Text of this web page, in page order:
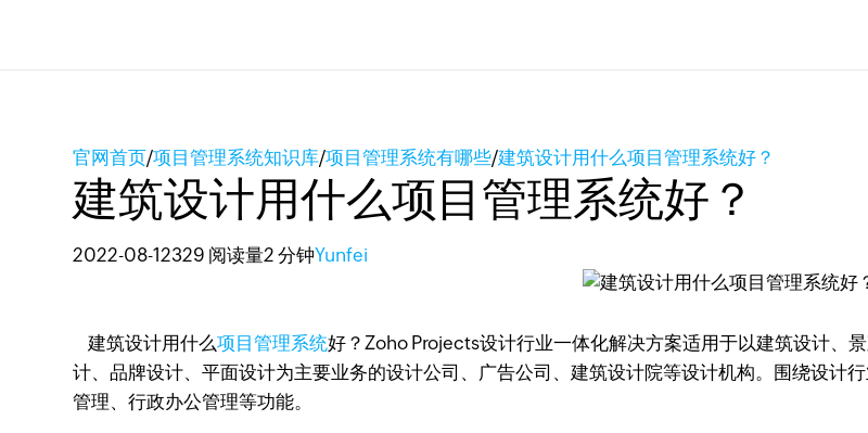
官网首页/项目管理系统知识库/项目管理系统有哪些/建筑设计用什么项目管理系统好？
建筑设计用什么项目管理系统好？
2022-08-12329 阅读量2 分钟Yunfei
建筑设计用什么项目管理系统好？Zoho Projects设计行业一体化解决方案适用于以建筑设计、
计、品牌设计、平面设计为主要业务的设计公司、广告公司、建筑设计院等设计机构。围绕设计
管理、行政办公管理等功能。